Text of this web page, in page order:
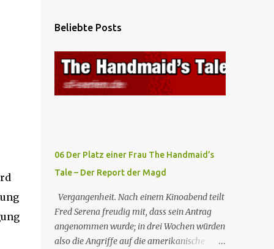
Beliebte Posts
06 Der Platz einer Frau The Handmaid’s
Tale – Der Report der Magd
Vergangenheit. Nach einem Kinoabend teilt
Fred Serena freudig mit, dass sein Antrag
angenommen wurde; in drei Wochen würden
also die Angriffe auf die amerikanische